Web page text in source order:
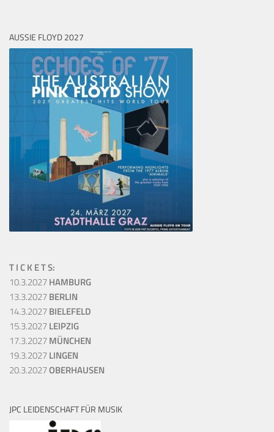
AUSSIE FLOYD 2027
T I C K E T S:
10.3.2027HAMBURG
13.3.2027BERLIN
14.3.2027BIELEFELD
15.3.2027LEIPZIG
17.3.2027MÜNCHEN
19.3.2027LINGEN
20.3.2027OBERHAUSEN
JPC LEIDENSCHAFT FÜR MUSIK